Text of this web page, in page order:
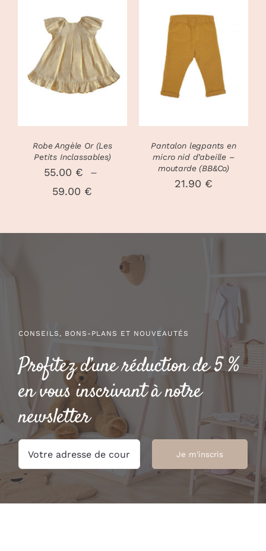
22.50 €
à
24.50 €
CHOIX DES
OPTIONS
CE
PRODUIT
A
PLUSIEURS
PEUVENT
ÊTRE
LA
PRODUIT
/
DÉTAILS
Robe Angèle Or (Les
Petits Inclassables)
55.00 €
–
59.00 €
59.00 €
DÉTAILS
Pantalon legpants en
micro nid d’abeille –
moutarde (BB&Co)
21.90 €
CONSEILS, BONS-PLANS ET NOUVEAUTÉS
Profitez d’une réduction de 5 %
en vous inscrivant à notre
newsletter